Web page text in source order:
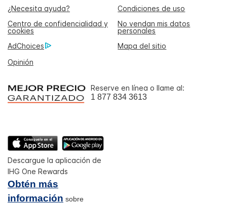
¿Necesita ayuda?
Condiciones de uso
Centro de confidencialidad y
cookies
No vendan mis datos
personales
AdChoices
Mapa del sitio
Opinión
Reserve en línea o llame al:
1 877 834 3613
Descargue la aplicación de
IHG One Rewards
Obtén más
información sobre